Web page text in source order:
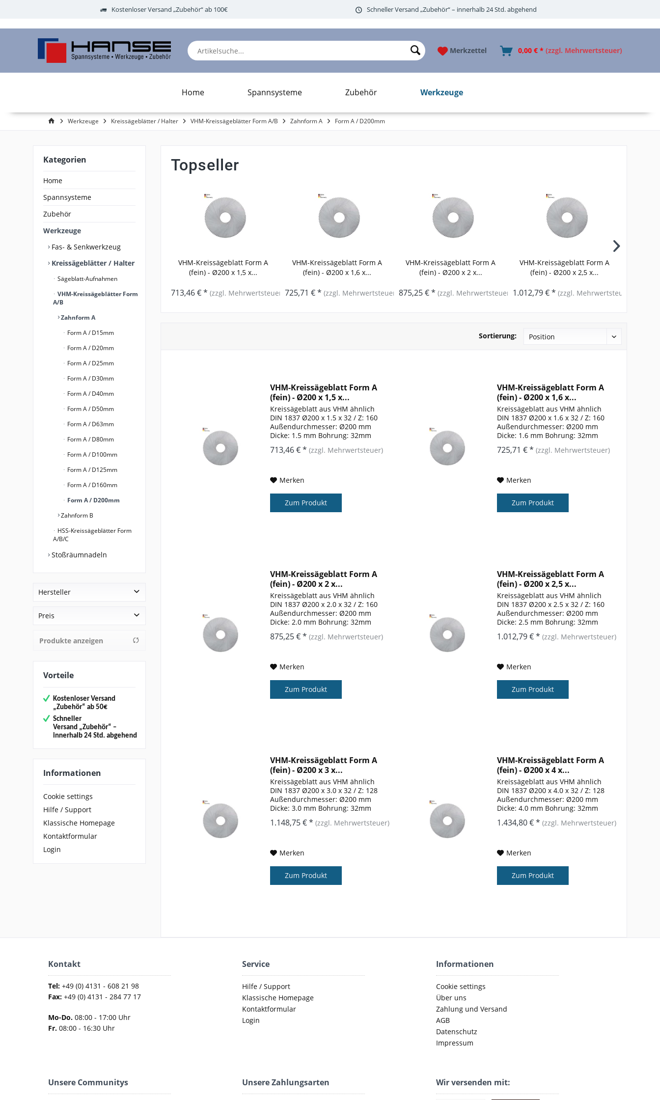
Kostenloser Versand „Zubehör“ ab 100€ Schneller Versand „Zubehör“ – innerhalb 24 Std. abgehend
Merkzettel 0,00 € * (zzgl. Mehrwertsteuer)
Home Spannsysteme Zubehör Werkzeuge
Werkzeuge Kreissägeblätter / Halter VHM-Kreissägeblätter Form A/B Zahnform A Form A / D200mm
Kategorien
Home
Spannsysteme
Zubehör
Werkzeuge
Fas- & Senkwerkzeug
Kreissägeblätter / Halter
Sägeblatt-Aufnahmen
VHM-Kreissägeblätter Form
A/B
Zahnform A
Form A / D15mm
Form A / D20mm
Form A / D25mm
Form A / D30mm
Form A / D40mm
Form A / D50mm
Form A / D63mm
Form A / D80mm
Form A / D100mm
Form A / D125mm
Form A / D160mm
Form A / D200mm
Zahnform B
HSS-Kreissägeblätter Form
A/B/C
Stoßräumnadeln
Hersteller
Hanse Spanntechnik GmbH & Co. KG
Preis
bis
Produkte anzeigen
Vorteile
Kostenloser Versand
„Zubehör“ ab 50€
Schneller
Versand „Zubehör“ –
innerhalb 24 Std. abgehend
Informationen
Cookie settings
Hilfe / Support
Klassische Homepage
Kontaktformular
Login
Topseller
VHM-Kreissägeblatt Form A
(fein) - Ø200 x 1,5 x...
713,46 € *(zzgl. Mehrwertsteuer)
VHM-Kreissägeblatt Form A
(fein) - Ø200 x 1,6 x...
725,71 € *(zzgl. Mehrwertsteuer)
VHM-Kreissägeblatt Form A
(fein) - Ø200 x 2 x...
875,25 € * (zzgl. Mehrwertsteuer)
VHM-Kreissägeblatt Form A
(fein) - Ø200 x 2,5 x...
1.012,79 € * (zzgl. Mehrwertsteuer)
Sortierung:
VHM-Kreissägeblatt Form A
(fein) - Ø200 x 1,5 x...
Kreissägeblatt aus VHM ähnlich
DIN 1837 Ø200 x 1.5 x 32 / Z: 160
Außendurchmesser: Ø200 mm
Dicke: 1.5 mm Bohrung: 32mm
Zähnezahl: 160 Form: A
713,46 € * (zzgl. Mehrwertsteuer)
Merken
Zum Produkt
VHM-Kreissägeblatt Form A
(fein) - Ø200 x 1,6 x...
Kreissägeblatt aus VHM ähnlich
DIN 1837 Ø200 x 1.6 x 32 / Z: 160
Außendurchmesser: Ø200 mm
Dicke: 1.6 mm Bohrung: 32mm
Zähnezahl: 160 Form: A
725,71 € *(zzgl. Mehrwertsteuer)
Merken
Zum Produkt
VHM-Kreissägeblatt Form A
(fein) - Ø200 x 2 x...
Kreissägeblatt aus VHM ähnlich
DIN 1837 Ø200 x 2.0 x 32 / Z: 160
Außendurchmesser: Ø200 mm
Dicke: 2.0 mm Bohrung: 32mm
Zähnezahl: 160 Form: A
875,25 € * (zzgl. Mehrwertsteuer)
Merken
Zum Produkt
VHM-Kreissägeblatt Form A
(fein) - Ø200 x 2,5 x...
Kreissägeblatt aus VHM ähnlich
DIN 1837 Ø200 x 2.5 x 32 / Z: 160
Außendurchmesser: Ø200 mm
Dicke: 2.5 mm Bohrung: 32mm
Zähnezahl: 160 Form: A
1.012,79 € *(zzgl. Mehrwertsteuer)
Merken
Zum Produkt
VHM-Kreissägeblatt Form A
(fein) - Ø200 x 3 x...
Kreissägeblatt aus VHM ähnlich
DIN 1837 Ø200 x 3.0 x 32 / Z: 128
Außendurchmesser: Ø200 mm
Dicke: 3.0 mm Bohrung: 32mm
Zähnezahl: 128 Form: A
1.148,75 € * (zzgl. Mehrwertsteuer)
Merken
Zum Produkt
VHM-Kreissägeblatt Form A
(fein) - Ø200 x 4 x...
Kreissägeblatt aus VHM ähnlich
DIN 1837 Ø200 x 4.0 x 32 / Z: 128
Außendurchmesser: Ø200 mm
Dicke: 4.0 mm Bohrung: 32mm
Zähnezahl: 128 Form: A
1.434,80 € *(zzgl. Mehrwertsteuer)
Merken
Zum Produkt
Kontakt
Tel:+49 (0) 4131 - 608 21 98
Fax:+49 (0) 4131 - 284 77 17
Mo-Do.08:00 - 17:00 Uhr
Fr.08:00 - 16:30 Uhr
Service
Hilfe / Support
Klassische Homepage
Kontaktformular
Login
Informationen
Cookie settings
Über uns
Zahlung und Versand
AGB
Datenschutz
Impressum
Unsere Communitys Unsere Zahlungsarten Wir versenden mit: